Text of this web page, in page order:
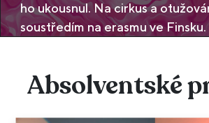
ho ukousnul. Na cirkus a
soustředím na erasmu ve
Absolventské